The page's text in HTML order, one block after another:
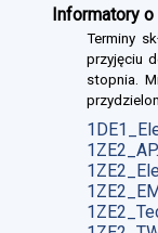
Informatory o
Terminy
przyjęciu
stopnia.